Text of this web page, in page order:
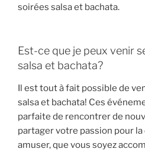
soirées salsa et bachata.
Est-ce que je peux venir
salsa et bachata?
Il est tout à fait possible de
salsa et bachata! Ces
parfaite de rencontrer de
partager votre passion pour la
amuser, que vous soyez